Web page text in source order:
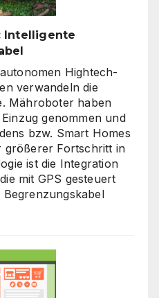
Intelligente
Hightech-
verwandeln die
Mähroboter haben
genommen und
bzw. Smart Homes
größerer Fortschritt in
ist die Integration
mit GPS gesteuert